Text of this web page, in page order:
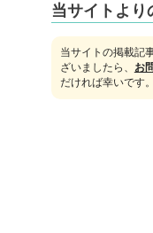
当サイトより
当サイトの掲載記
ざいましたら、 お
だければ幸いです。